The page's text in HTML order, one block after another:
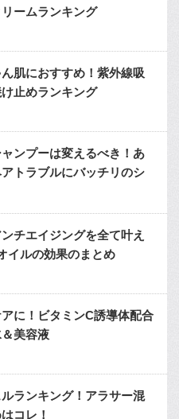
ームランキング
肌におすすめ！紫外線吸
止めランキング
ンプーは変えるべき！あ
トラブルにバッチリのシ
チエイジングを全て叶え
イルの効果のまとめ
に！ビタミンC誘導体配合
美容液
ランキング！アラサー混
コレ！